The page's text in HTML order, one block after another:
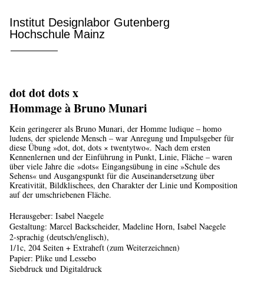
Institut Designlabor Gutenberg
Hochschule Mainz
dot dot dots x
Hommage à Bruno Munari
Kein geringerer als Bruno Munari, der Homme ludique – homo
ludens, der spielende Mensch – war Anregung und Impulsgeber für
diese Übung »dot, dot, dots × twentytwo«. Nach dem ersten
Kennenlernen und der Einführung in Punkt, Linie, Fläche – waren
über viele Jahre die »dots« Eingangsübung in eine »Schule des
Sehens« und Ausgangspunkt für die Auseinandersetzung über
Kreativität, Bildklischees, den Charakter der Linie und Komposition
auf der umschriebenen Fläche.
Herausgeber: Isabel Naegele
Gestaltung: Marcel Backscheider, Madeline Horn, Isabel Naegele
2-sprachig (deutsch/englisch),
1/1c, 204 Seiten + Extraheft (zum Weiterzeichnen)
Papier: Plike und Lessebo
Siebdruck und Digitaldruck